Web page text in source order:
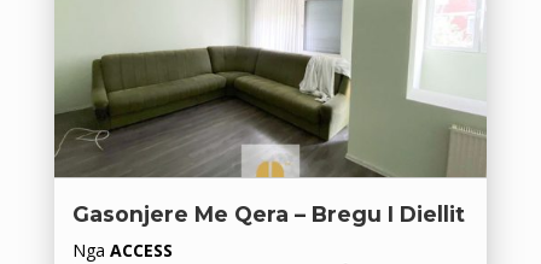
Gasonjere Me Qera – Bregu I Diellit
Nga ACCESS